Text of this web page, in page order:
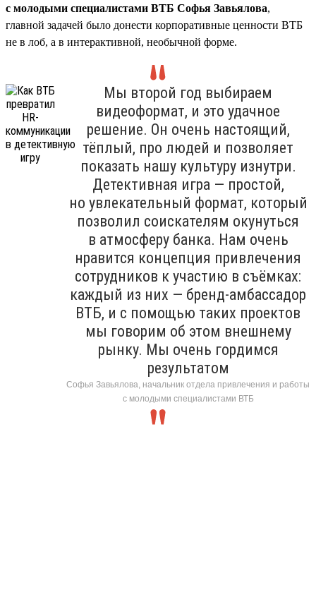
с молодыми специалистами ВТБ Софья Завьялова,
главной задачей было донести корпоративные ценности ВТБ
не в лоб, а в интерактивной, необычной форме.
Мы второй год выбираем
видеоформат, и это удачное
решение. Он очень настоящий,
тёплый, про людей и позволяет
показать нашу культуру изнутри.
Детективная игра — простой,
но увлекательный формат, который
позволил соискателям окунуться
в атмосферу банка. Нам очень
нравится концепция привлечения
сотрудников к участию в съёмках:
каждый из них — бренд-амбассадор
ВТБ, и с помощью таких проектов
мы говорим об этом внешнему
рынку. Мы очень гордимся
результатом
Софья Завьялова, начальник отдела привлечения и работы
с молодыми специалистами ВТБ